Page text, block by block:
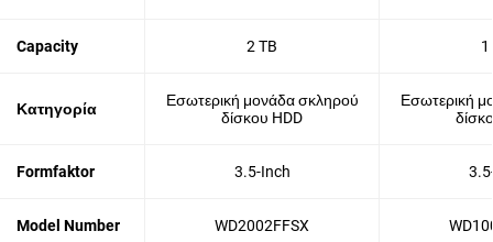
Capacity 2 TB 1
Κατηγορία
Εσωτερική μονάδα σκληρού
δίσκου HDD
Εσωτερική
Formfaktor 3.5-Inch
Model Number WD2002FFSX